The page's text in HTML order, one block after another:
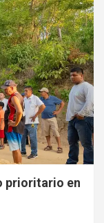
prioritario en